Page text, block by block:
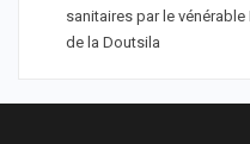
sanitaires par le
de la Doutsila